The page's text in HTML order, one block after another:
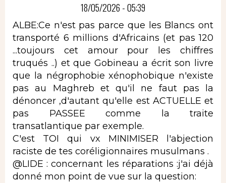
18/05/2026 - 05:39
ALBE:Ce n'est pas parce que les Blancs ont
transporté 6 millions d'Africains (et pas 120
...toujours cet amour pour les chiffres
truqués ..) et que Gobineau a écrit son livre
que la négrophobie xénophobique n'existe
pas au Maghreb et qu'il ne faut pas la
dénoncer ,d'autant qu'elle est ACTUELLE et
pas PASSEE comme la traite
transatlantique par exemple.
C'est TOI qui vx MINIMISER l'abjection
raciste de tes coréligionnaires musulmans .
@LIDE : concernant les réparations :j'ai déjà
donné mon point de vue sur la question: